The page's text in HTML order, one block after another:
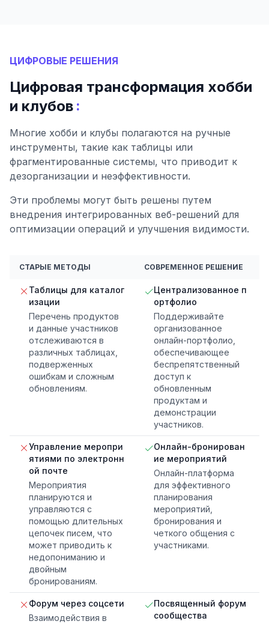
ЦИФРОВЫЕ РЕШЕНИЯ
Цифровая трансформация хобби
и клубов :
Многие хобби и клубы полагаются на ручные
инструменты, такие как таблицы или
фрагментированные системы, что приводит к
дезорганизации и неэффективности.
Эти проблемы могут быть решены путем
внедрения интегрированных веб-решений для
оптимизации операций и улучшения видимости.
СТАРЫЕ МЕТОДЫ СОВРЕМЕННОЕ РЕШЕНИЕ
Таблицы для каталог
изации
Перечень продуктов
и данные участников
отслеживаются в
различных таблицах,
подверженных
ошибкам и сложным
обновлениям.
Централизованное п
ортфолио
Поддерживайте
организованное
онлайн-портфолио,
обеспечивающее
беспрепятственный
доступ к
обновленным
продуктам и
демонстрации
участников.
Управление меропри
ятиями по электронн
ой почте
Мероприятия
планируются и
управляются с
помощью длительных
цепочек писем, что
может приводить к
недопониманию и
двойным
бронированиям.
Онлайн-бронирован
ие мероприятий
Онлайн-платформа
для эффективного
планирования
мероприятий,
бронирования и
четкого общения с
участниками.
Форум через соцсети
Взаимодействия в
Посвященный форум
сообщества